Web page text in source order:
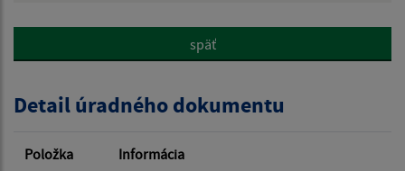
Popis:
Dátum zverejnenia od:
späť
Detail úradného dokumentu
Položka Informácia